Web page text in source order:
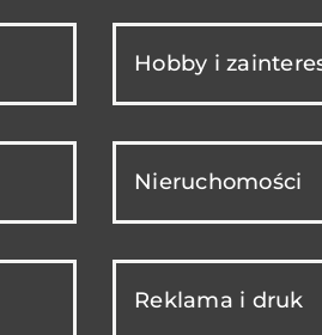
Hobby i
Nieruchomości
Reklama i druk